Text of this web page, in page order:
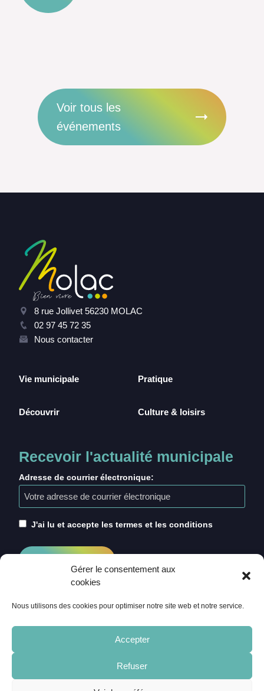
Gérer le consentement aux
cookies
Nous utilisons des cookies pour optimiser notre site web et notre service.
Accepter
Refuser
Voir tous les
événements
8 rue Jollivet 56230 MOLAC
02 97 45 72 35
Nous contacter
Vie municipale
Découvrir
Pratique
Culture & loisirs
Recevoir l'actualité municipale
Adresse de courrier électronique:
J'ai lu et accepte les termes et les conditions
CRÉDITS
MENTIONS LÉGALES